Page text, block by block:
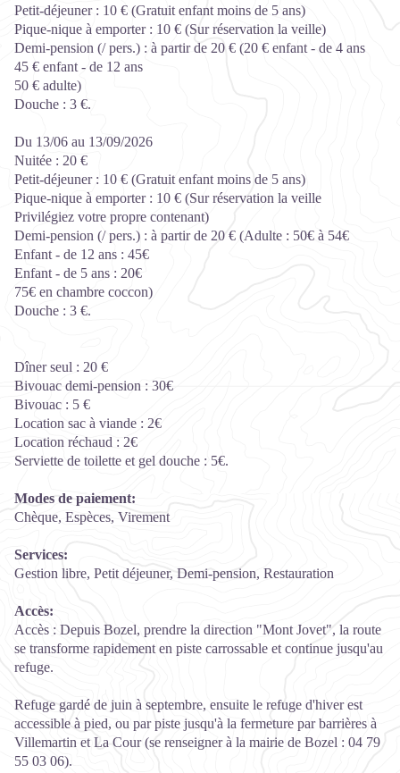
Petit-déjeuner : 10 € (Gratuit enfant moins de 5 ans)
Pique-nique à emporter : 10 € (Sur réservation la veille)
Demi-pension (/ pers.) : à partir de 20 € (20 € enfant - de 4 ans
45 € enfant - de 12 ans
50 € adulte)
Douche : 3 €.
Du 13/06 au 13/09/2026
Nuitée : 20 €
Petit-déjeuner : 10 € (Gratuit enfant moins de 5 ans)
Pique-nique à emporter : 10 € (Sur réservation la veille
Privilégiez votre propre contenant)
Demi-pension (/ pers.) : à partir de 20 € (Adulte : 50€ à 54€
Enfant - de 12 ans : 45€
Enfant - de 5 ans : 20€
75€ en chambre coccon)
Douche : 3 €.
Dîner seul : 20 €
Bivouac demi-pension : 30€
Bivouac : 5 €
Location sac à viande : 2€
Location réchaud : 2€
Serviette de toilette et gel douche : 5€.
Modes de paiement:
Chèque, Espèces, Virement
Services:
Gestion libre, Petit déjeuner, Demi-pension, Restauration
Accès:
Accès : Depuis Bozel, prendre la direction "Mont Jovet", la route
se transforme rapidement en piste carrossable et continue jusqu'au
refuge.
Refuge gardé de juin à septembre, ensuite le refuge d'hiver est
accessible à pied, ou par piste jusqu'à la fermeture par barrières à
Villemartin et La Cour (se renseigner à la mairie de Bozel : 04 79
55 03 06).